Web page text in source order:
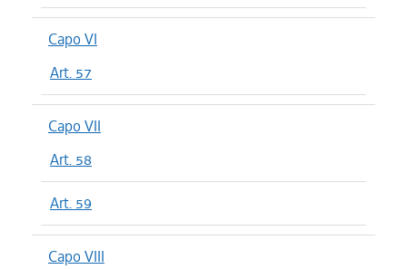
Capo VI
Art. 57
Capo VII
Art. 58
Art. 59
Capo VIII